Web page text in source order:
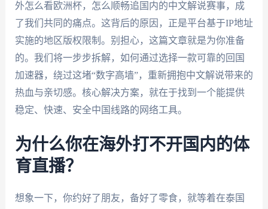
外怎么看欧洲杯，怎么顺畅追国内的中文解说赛事，成
了我们共同的痛点。这背后的原因，正是平台基于IP地址
实施的地区版权限制。别担心，这篇文章就是为你准备
的。我们将一步步拆解，如何通过选择一款可靠的回国
加速器，绕过这堵“数字高墙”，重新拥抱中文解说带来的
热血与亲切感。核心解决方案，就在于找到一个能提供
稳定、快速、安全中国线路的网络工具。
为什么你在海外打不开国内的体
育直播？
想象一下，你约好了朋友，备好了零食，就等着在泰国